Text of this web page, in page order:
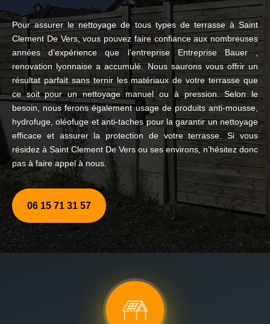
Pour assurer le nettoyage de tous types de terrasse à Saint
Clement De Vers, vous pouvez faire confiance aux nombreuses
années d’expérience que l’entreprise Entreprise Bauer ,
renovation lyonnaise a accumulé. Nous saurons vous offrir un
résultat parfait sans ternir les matériaux de votre terrasse que
ce soit pour un nettoyage manuel ou à pression. Selon le
besoin, nous ferons également usage de produits anti-mousse,
hydrofuge, oléofuge et anti-taches pour la garantir un nettoyage
efficace et assurer la protection de votre terrasse. Si vous
résidez à Saint Clement De Vers ou ses environs, n’hésitez donc
pas à faire appel à nous.
06 15 71 31 57